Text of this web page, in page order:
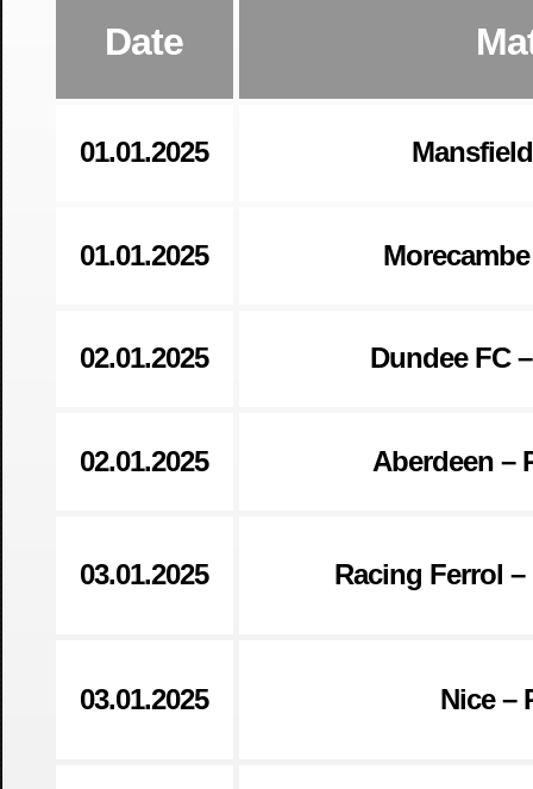
Date
01.01.2025
01.01.2025
02.01.2025 Dundee FC
02.01.2025 Aberdeen –
03.01.2025 Racing Ferrol
03.01.2025 Nice –